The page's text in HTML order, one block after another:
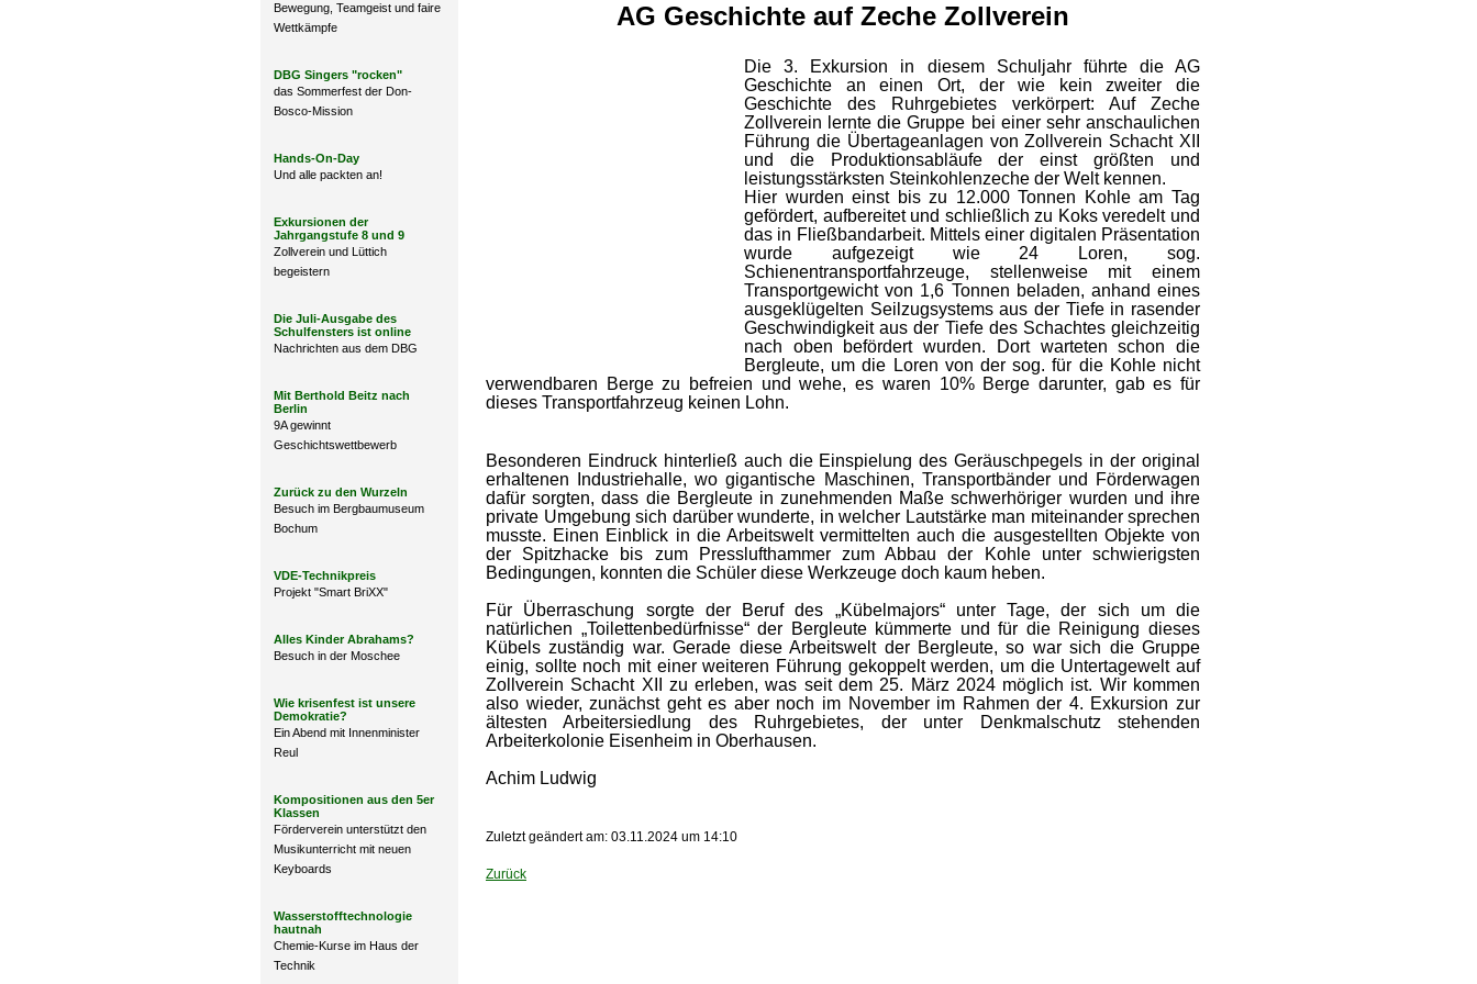
Bewegung, Teamgeist und faire
Wettkämpfe
DBG Singers "rocken"
das Sommerfest der Don-
Bosco-Mission
Hands-On-Day
Und alle packten an!
Exkursionen der
Jahrgangstufe 8 und 9
Zollverein und Lüttich
begeistern
Die Juli-Ausgabe des
Schulfensters ist online
Nachrichten aus dem DBG
Mit Berthold Beitz nach
Berlin
9A gewinnt
Geschichtswettbewerb
Zurück zu den Wurzeln
Besuch im Bergbaumuseum
Bochum
VDE-Technikpreis
Projekt "Smart BriXX"
Alles Kinder Abrahams?
Besuch in der Moschee
Wie krisenfest ist unsere
Demokratie?
Ein Abend mit Innenminister
Reul
Kompositionen aus den 5er
Klassen
Förderverein unterstützt den
Musikunterricht mit neuen
Keyboards
Wasserstofftechnologie
hautnah
Chemie-Kurse im Haus der
Technik
AG Geschichte auf Zeche Zollverein
Die 3. Exkursion in diesem Schuljahr führte die AG
Geschichte an einen Ort, der wie kein zweiter die
Geschichte des Ruhrgebietes verkörpert: Auf Zeche
Zollverein lernte die Gruppe bei einer sehr anschaulichen
Führung die Übertageanlagen von Zollverein Schacht XII
und die Produktionsabläufe der einst größten und
leistungsstärksten Steinkohlenzeche der Welt kennen.
Hier wurden einst bis zu 12.000 Tonnen Kohle am Tag
gefördert, aufbereitet und schließlich zu Koks veredelt und
das in Fließbandarbeit. Mittels einer digitalen Präsentation
wurde aufgezeigt wie 24 Loren, sog.
Schienentransportfahrzeuge, stellenweise mit einem
Transportgewicht von 1,6 Tonnen beladen, anhand eines
ausgeklügelten Seilzugsystems aus der Tiefe in rasender
Geschwindigkeit aus der Tiefe des Schachtes gleichzeitig
nach oben befördert wurden. Dort warteten schon die
Bergleute, um die Loren von der sog. für die Kohle nicht
verwendbaren Berge zu befreien und wehe, es waren 10% Berge darunter, gab es für
dieses Transportfahrzeug keinen Lohn.
Besonderen Eindruck hinterließ auch die Einspielung des Geräuschpegels in der original
erhaltenen Industriehalle, wo gigantische Maschinen, Transportbänder und Förderwagen
dafür sorgten, dass die Bergleute in zunehmenden Maße schwerhöriger wurden und ihre
private Umgebung sich darüber wunderte, in welcher Lautstärke man miteinander sprechen
musste. Einen Einblick in die Arbeitswelt vermittelten auch die ausgestellten Objekte von
der Spitzhacke bis zum Presslufthammer zum Abbau der Kohle unter schwierigsten
Bedingungen, konnten die Schüler diese Werkzeuge doch kaum heben.
Für Überraschung sorgte der Beruf des „Kübelmajors“ unter Tage, der sich um die
natürlichen „Toilettenbedürfnisse“ der Bergleute kümmerte und für die Reinigung dieses
Kübels zuständig war. Gerade diese Arbeitswelt der Bergleute, so war sich die Gruppe
einig, sollte noch mit einer weiteren Führung gekoppelt werden, um die Untertagewelt auf
Zollverein Schacht XII zu erleben, was seit dem 25. März 2024 möglich ist. Wir kommen
also wieder, zunächst geht es aber noch im November im Rahmen der 4. Exkursion zur
ältesten Arbeitersiedlung des Ruhrgebietes, der unter Denkmalschutz stehenden
Arbeiterkolonie Eisenheim in Oberhausen.
Achim Ludwig
Zuletzt geändert am: 03.11.2024 um 14:10
Zurück